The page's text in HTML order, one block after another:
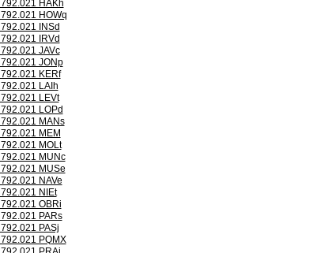
792.021 HAKh
792.021 HOWq
792.021 INSd
792.021 IRVd
792.021 JAVc
792.021 JONp
792.021 KERf
792.021 LAIh
792.021 LEVt
792.021 LOPd
792.021 MANs
792.021 MEM
792.021 MOLt
792.021 MUNc
792.021 MUSe
792.021 NAVe
792.021 NIEt
792.021 OBRi
792.021 PARs
792.021 PASj
792.021 PQMX